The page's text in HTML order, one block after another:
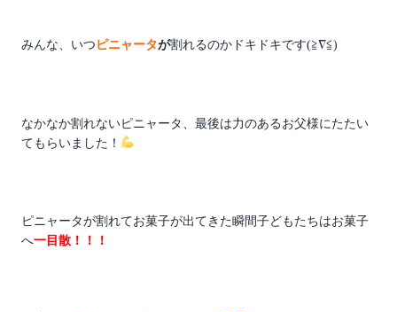
みんな、いつ ピニャータが割れるのかドキドキです(≧∇≦)
なかなか割れないピニャータ、最後は力のあるお父様にたたい
てもらいました！
ピニャータが割れてお菓子が出てきた瞬間子どもたちはお菓子
へ一目散！！！